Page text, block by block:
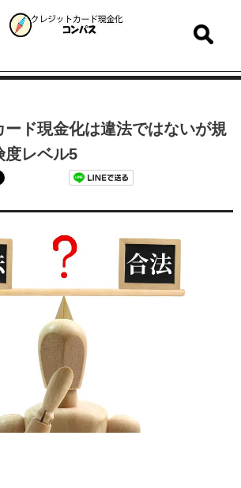
ード現金化は違法ではないが規
度レベル5